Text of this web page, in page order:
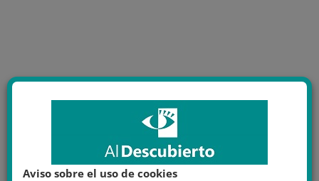
Aviso sobre el uso de cookies